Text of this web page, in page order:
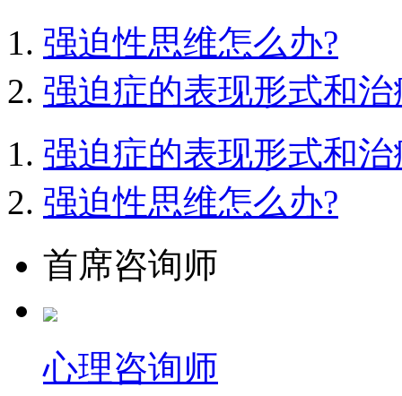
强迫性思维怎么办?
强迫症的表现形式和治
强迫症的表现形式和治
强迫性思维怎么办?
首席咨询师
心理咨询师